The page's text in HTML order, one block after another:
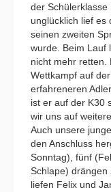
der Schülerklasse
unglücklich lief es
seinen zweiten
wurde. Beim Lauf
nicht mehr retten.
Wettkampf auf
erfahreneren
ist er auf der K30
wir uns auf
Auch unsere
den Anschluss
Sonntag), fünf
Schlape) drängen
liefen Felix und